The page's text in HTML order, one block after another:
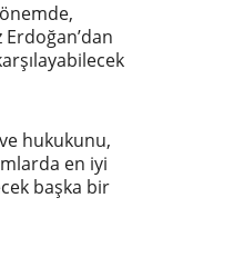
Erdoğan’dan
hukukunu,
en iyi
başka bir